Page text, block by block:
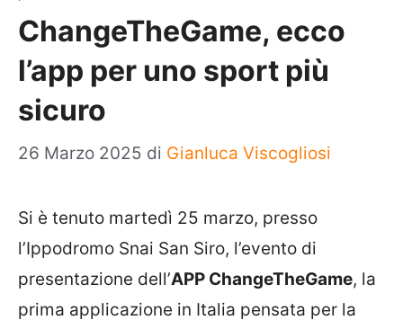
ChangeTheGame, ecco
l’app per uno sport più
sicuro
26 Marzo 2025 di Gianluca Viscogliosi
Si è tenuto martedì 25 marzo, presso
l’Ippodromo Snai San Siro, l’evento di
presentazione dell’APP ChangeTheGame, la
prima applicazione in Italia pensata per la